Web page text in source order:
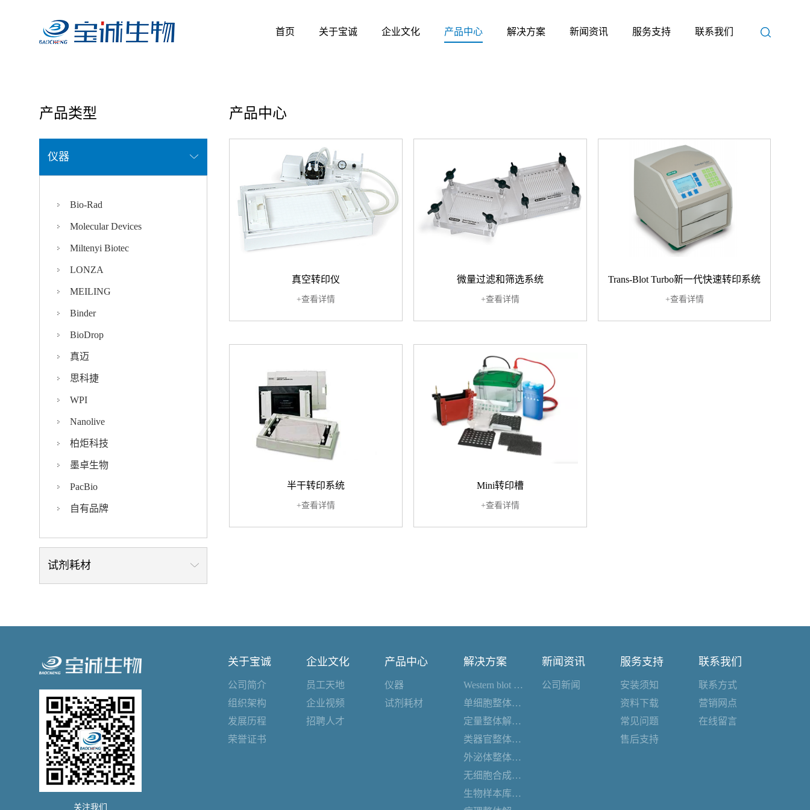
首页 关于宝诚 企业文化 产品中心 解决方案 新闻资讯 服务支持 联系我们
产品类型
仪器
Bio-Rad
Molecular Devices
Miltenyi Biotec
LONZA
MEILING
Binder
BioDrop
真迈
思科捷
WPI
Nanolive
柏炬科技
墨卓生物
PacBio
自有品牌
试剂耗材
产品中心
真空转印仪
+查看详情
微量过滤和筛选系统
+查看详情
Trans-Blot Turbo新一代快速转印系统
+查看详情
半干转印系统
+查看详情
Mini转印槽
+查看详情
关注我们
关于宝诚
公司简介
组织架构
发展历程
荣誉证书
企业文化
员工天地
企业视频
招聘人才
产品中心
仪器
试剂耗材
解决方案
Western blot 整体解决方案
单细胞整体解决方案
定量整体解决方案
类器官整体解决方案
外泌体整体解决方案
无细胞合成整体解决方案
生物样本库整体解决方案
新闻资讯
公司新闻
服务支持
安装须知
资料下载
常见问题
售后支持
联系我们
联系方式
营销网点
在线留言